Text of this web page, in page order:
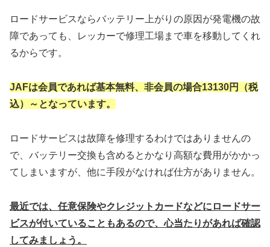
ロードサービスならバッテリー上がりの原因が発電機の故
障であっても、レッカーで修理工場まで車を移動してくれ
るからです。
JAFは会員であれば基本無料、非会員の場合13130円（税
込）～となっています。
ロードサービスは故障を修理するわけではありませんの
で、バッテリー交換も含めるとかなり高額な費用がかかっ
てしまいますが、他に手段がなければ仕方がありません。
最近では、任意保険やクレジットカードなどに ロードサー
ビスが付いていることもあるので、心当たりがあれば確認
してみましょう。